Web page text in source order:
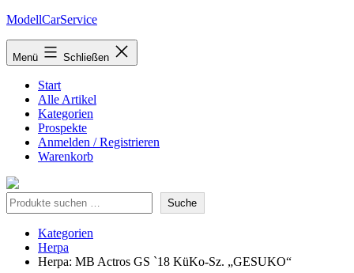
Zum
springen
ModellCarService
Menü Schließen
Start
Alle Artikel
Kategorien
Prospekte
Anmelden / Registrieren
Warenkorb
Suche Suche
Kategorien
Herpa
Herpa: MB Actros GS `18 KüKo-Sz. „GESUKO“